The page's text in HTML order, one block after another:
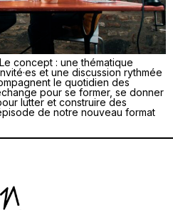
concept : une thématique
et une discussion rythmée
le quotidien des
pour se former, se donner
lutter et construire des
de notre nouveau format